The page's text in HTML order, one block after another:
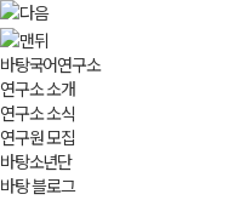
바탕국어연구소
연구소 소개
연구소 소식
연구원 모집
바탕소년단
바탕 블로그